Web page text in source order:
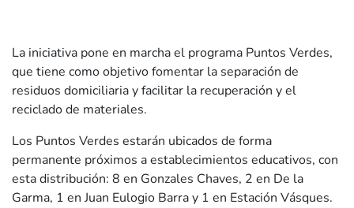
La iniciativa pone en marcha el programa Puntos Verdes,
que tiene como objetivo fomentar la separación de
residuos domiciliaria y facilitar la recuperación y el
reciclado de materiales.
Los Puntos Verdes estarán ubicados de forma
permanente próximos a establecimientos educativos, con
esta distribución: 8 en Gonzales Chaves, 2 en De la
Garma, 1 en Juan Eulogio Barra y 1 en Estación Vásques.